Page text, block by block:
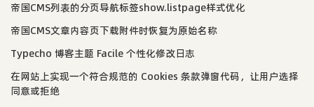
帝国CMS列表的分页导航标签show.listpage样式优化
帝国CMS文章内容页下载附件时恢复为原始名称
Typecho 博客主题 Facile 个性化修改日志
在网站上实现一个符合规范的 Cookies 条款弹窗代码，让用户选择
同意或拒绝